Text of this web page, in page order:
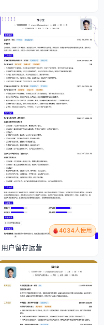
4034人使用
用户留存运营